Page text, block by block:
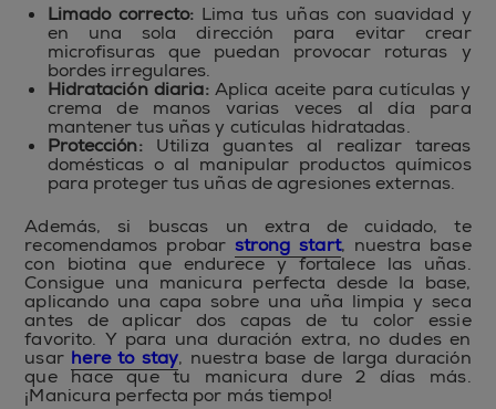
Limado correcto:Lima tus uñas con suavidad y
en una sola dirección para evitar crear
microfisuras que puedan provocar roturas y
bordes irregulares.
Hidratación diaria:Aplica aceite para cutículas y
crema de manos varias veces al día para
mantener tus uñas y cutículas hidratadas.
Protección:Utiliza guantes al realizar tareas
domésticas o al manipular productos químicos
para proteger tus uñas de agresiones externas.
Además, si buscas un extra de cuidado, te
recomendamos probar strong start, nuestra base
con biotina que endurece y fortalece las uñas.
Consigue una manicura perfecta desde la base,
aplicando una capa sobre una uña limpia y seca
antes de aplicar dos capas de tu color essie
favorito. Y para una duración extra, no dudes en
usar here to stay, nuestra base de larga duración
que hace que tu manicura dure 2 días más.
¡Manicura perfecta por más tiempo!